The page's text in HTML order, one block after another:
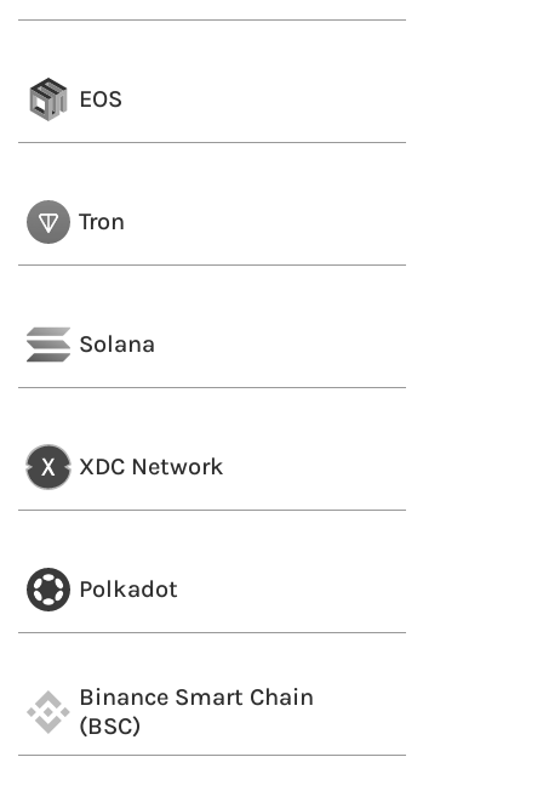
EOS
Tron
Solana
XDC Network
Polkadot
Binance Smart Chain
(BSC)